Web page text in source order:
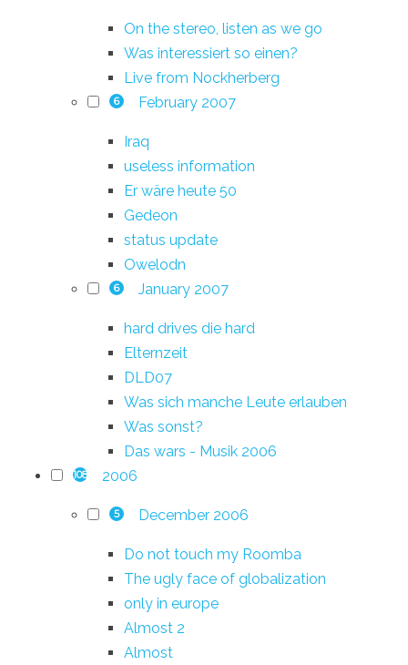
On the stereo, listen as we go
Was interessiert so einen?
Live from Nockherberg
6 February 2007
Iraq
useless information
Er wäre heute 50
Gedeon
status update
Owelodn
6 January 2007
hard drives die hard
Elternzeit
DLD07
Was sich manche Leute erlauben
Was sonst?
Das wars - Musik 2006
108 2006
5 December 2006
Do not touch my Roomba
The ugly face of globalization
only in europe
Almost 2
Almost